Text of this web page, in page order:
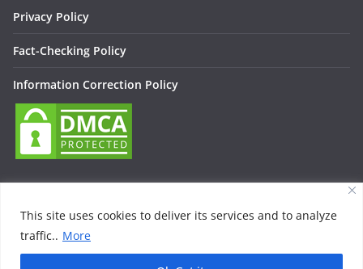
This site uses cookies to deliver its services and to analyze
traffic.. More
Privacy Policy
Fact-Checking Policy
Information Correction Policy
Copyright © 2026
Entertainment, Technology, Bollywood. All rights reserved.